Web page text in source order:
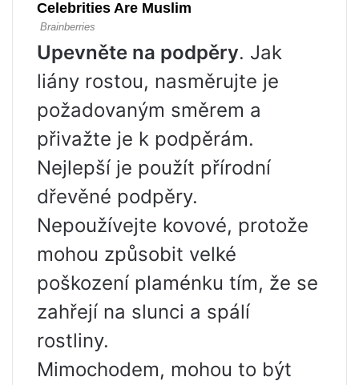
Upevněte na podpěry. Jak
liány rostou, nasměrujte je
požadovaným směrem a
přivažte je k podpěrám.
Nejlepší je použít přírodní
dřevěné podpěry.
Nepoužívejte kovové, protože
mohou způsobit velké
poškození plaménku tím, že se
zahřejí na slunci a spálí
rostliny.
Mimochodem, mohou to být